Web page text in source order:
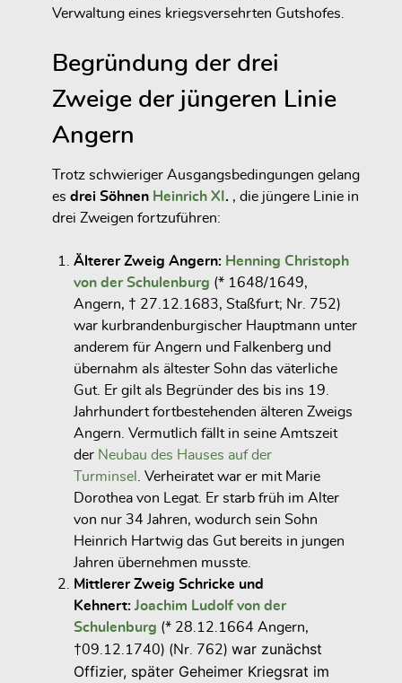
Verwaltung eines kriegsversehrten Gutshofes.
Begründung der drei
Zweige der jüngeren Linie
Angern
Trotz schwieriger Ausgangsbedingungen gelang
es drei Söhnen Heinrich XI. , die jüngere Linie in
drei Zweigen fortzuführen:
Älterer Zweig Angern: Henning Christoph
von der Schulenburg (* 1648/1649,
Angern, † 27.12.1683, Staßfurt; Nr. 752)
war kurbrandenburgischer Hauptmann unter
anderem für Angern und Falkenberg und
übernahm als ältester Sohn das väterliche
Gut. Er gilt als Begründer des bis ins 19.
Jahrhundert fortbestehenden älteren Zweigs
Angern. Vermutlich fällt in seine Amtszeit
der Neubau des Hauses auf der
Turminsel
. Verheiratet war er mit Marie
Dorothea von Legat. Er starb früh im Alter
von nur 34 Jahren, wodurch sein Sohn
Heinrich Hartwig das Gut bereits in jungen
Jahren übernehmen musste.
Mittlerer Zweig Schricke und
Kehnert: Joachim Ludolf von der
Schulenburg (* 28.12.1664 Angern,
†09.12.1740) (Nr. 762) war zunächst
Offizier, später Geheimer Kriegsrat im